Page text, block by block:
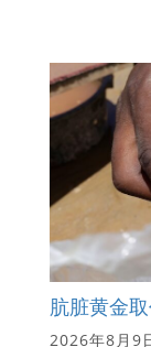
肮脏黄金
2026年8月9